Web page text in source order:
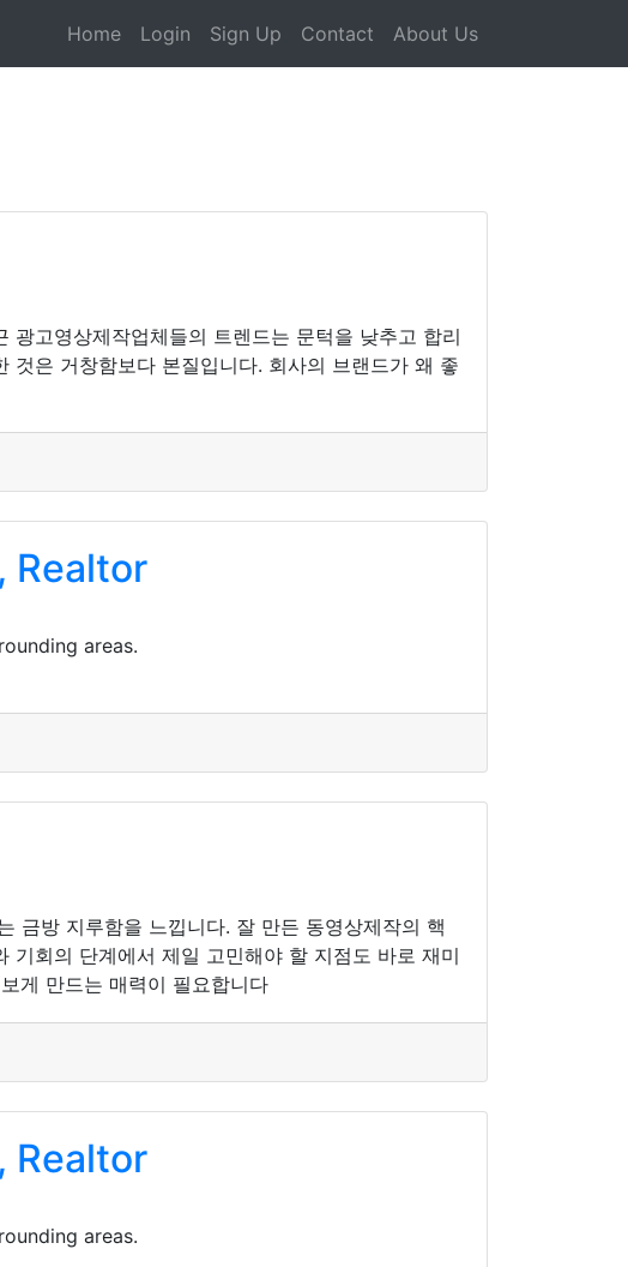
Home Login Sign Up Contact About Us
고영상제작업체들의 트렌드는 문턱을 낮추고 합리
은 거창함보다 본질입니다. 회사의 브랜드가 왜 좋
Realtor
areas.
금방 지루함을 느낍니다. 잘 만든 동영상제작의 핵
회의 단계에서 제일 고민해야 할 지점도 바로 재미
게 만드는 매력이 필요합니다
Realtor
areas.